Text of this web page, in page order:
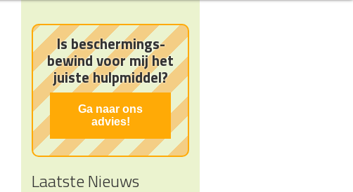
Is beschermings-
bewind voor mij het
juiste hulpmiddel?
Ga naar ons
advies!
Laatste Nieuws